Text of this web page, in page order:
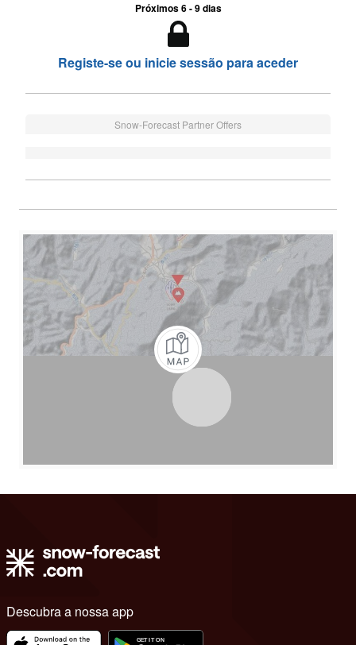
Próximos 6 - 9 dias
Registe-se ou inicie sessão para aceder
Snow-Forecast Partner Offers
Descubra a nossa app